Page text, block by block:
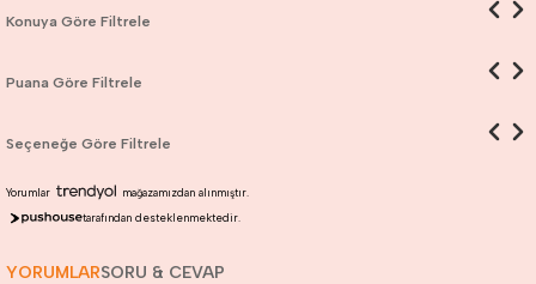
Konuya Göre Filtrele
Puana Göre Filtrele
Seçeneğe Göre Filtrele
Yorumlar
mağazamızdan alınmıştır.
tarafından desteklenmektedir.
YORUMLARSORU & CEVAP